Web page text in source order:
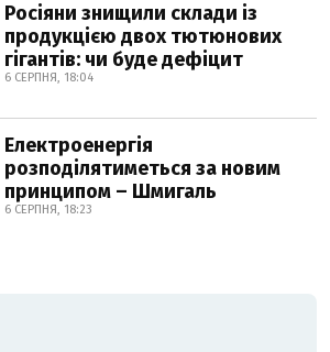
Росіяни знищили склади із
продукцією двох тютюнових
гігантів: чи буде дефіцит
6 СЕРПНЯ, 18:04
Електроенергія
розподілятиметься за новим
принципом – Шмигаль
6 СЕРПНЯ, 18:23